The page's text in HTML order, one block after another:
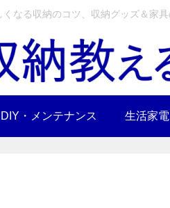
なる収納のコツ、収納グッズ＆家
DIY・メンテナンス 生活家